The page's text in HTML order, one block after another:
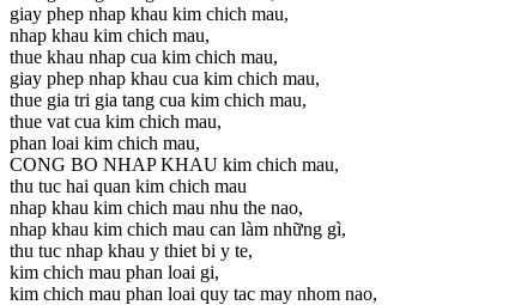
giay phep nhap khau kim chich mau,
nhap khau kim chich mau,
thue khau nhap cua kim chich mau,
giay phep nhap khau cua kim chich mau,
thue gia tri gia tang cua kim chich mau,
thue vat cua kim chich mau,
phan loai kim chich mau,
CONG BO NHAP KHAU kim chich mau,
thu tuc hai quan kim chich mau
nhap khau kim chich mau nhu the nao,
nhap khau kim chich mau can làm những gì,
thu tuc nhap khau y thiet bi y te,
kim chich mau phan loai gi,
kim chich mau phan loai quy tac may nhom nao,